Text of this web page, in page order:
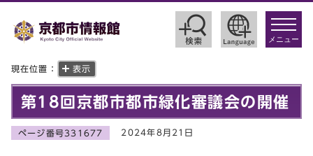
toggle
メニュー
現在位置： 表示
第18回京都市都市緑化審議会の開催
ページ番号331677 2024年8月21日